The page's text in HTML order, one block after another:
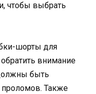
чтобы выбрать
шорты для
внимание
быть
проломов. Также